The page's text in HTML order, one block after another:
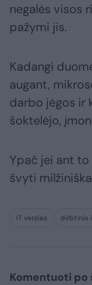
negalės visos
pažymi jis.
Kadangi
augant,
darbo jėgos ir
šoktelėjo,
Ypač jei ant
švyti
IT verslas dirbtinis
Komentuoti po